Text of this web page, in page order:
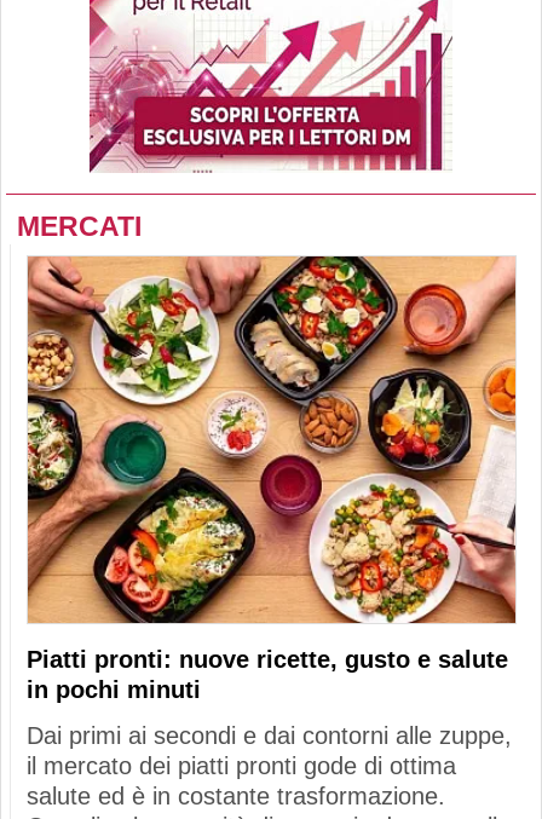
MERCATI
Piatti pronti: nuove ricette, gusto e salute
in pochi minuti
Dai primi ai secondi e dai contorni alle zuppe,
il mercato dei piatti pronti gode di ottima
salute ed è in costante trasformazione.